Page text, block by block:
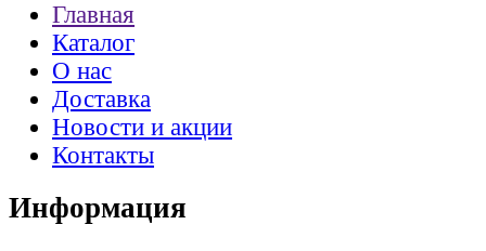
Главная
Каталог
О нас
Доставка
Новости и акции
Контакты
Информация